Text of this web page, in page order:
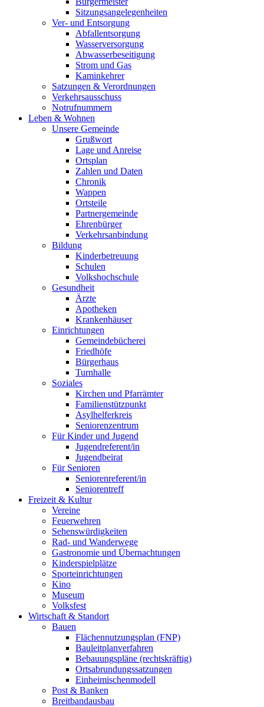
Sitzungsangelegenheiten
Ver- und Entsorgung
Abfallentsorgung
Wasserversorgung
Abwasserbeseitigung
Strom und Gas
Kaminkehrer
Satzungen & Verordnungen
Verkehrsausschuss
Notrufnummern
Leben & Wohnen
Unsere Gemeinde
Grußwort
Lage und Anreise
Ortsplan
Zahlen und Daten
Chronik
Wappen
Ortsteile
Partnergemeinde
Ehrenbürger
Verkehrsanbindung
Bildung
Kinderbetreuung
Schulen
Volkshochschule
Gesundheit
Ärzte
Apotheken
Krankenhäuser
Einrichtungen
Gemeindebücherei
Friedhöfe
Bürgerhaus
Turnhalle
Soziales
Kirchen und Pfarrämter
Familienstützpunkt
Asylhelferkreis
Seniorenzentrum
Für Kinder und Jugend
Jugendreferent/in
Jugendbeirat
Für Senioren
Seniorenreferent/in
Seniorentreff
Freizeit & Kultur
Vereine
Feuerwehren
Sehenswürdigkeiten
Rad- und Wanderwege
Gastronomie und Übernachtungen
Kinderspielplätze
Sporteinrichtungen
Kino
Museum
Volksfest
Wirtschaft & Standort
Bauen
Flächennutzungsplan (FNP)
Bauleitplanverfahren
Bebauungspläne (rechtskräftig)
Ortsabrundungssatzungen
Einheimischenmodell
Post & Banken
Breitbandausbau